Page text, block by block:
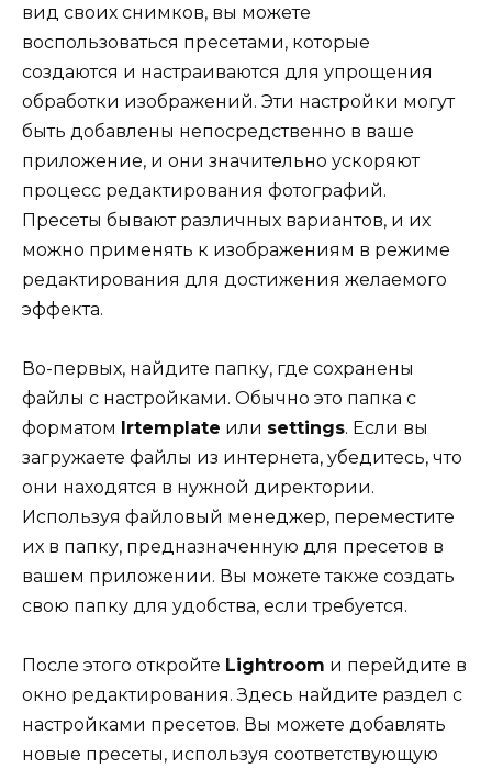
вид своих снимков, вы можете
воспользоваться пресетами, которые
создаются и настраиваются для упрощения
обработки изображений. Эти настройки могут
быть добавлены непосредственно в ваше
приложение, и они значительно ускоряют
процесс редактирования фотографий.
Пресеты бывают различных вариантов, и их
можно применять к изображениям в режиме
редактирования для достижения желаемого
эффекта.
Во-первых, найдите папку, где сохранены
файлы с настройками. Обычно это папка с
форматом lrtemplate или settings. Если вы
загружаете файлы из интернета, убедитесь, что
они находятся в нужной директории.
Используя файловый менеджер, переместите
их в папку, предназначенную для пресетов в
вашем приложении. Вы можете также создать
свою папку для удобства, если требуется.
После этого откройте Lightroom и перейдите в
окно редактирования. Здесь найдите раздел с
настройками пресетов. Вы можете добавлять
новые пресеты, используя соответствующую